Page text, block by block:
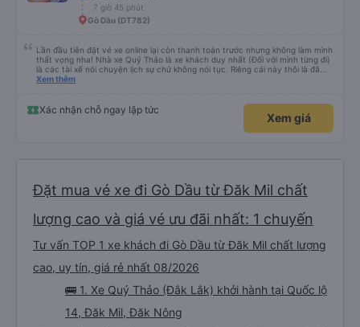
7 giờ 45 phút
Gò Dầu (DT782)
Lần đầu tiên đặt vé xe online lại còn thanh toán trước nhưng không làm mình
thất vọng nha! Nhà xe Quý Thảo là xe khách duy nhất (Đối với mình từng đi)
là các tài xế nói chuyện lịch sự chứ không nói tục. Riêng cái này thôi là đã
đánh giá 5 sao rồi. Chú tài xế còn uống pepsi rất dễ thương chứ không có
Xem thêm
Xác nhận chỗ ngay lập tức
Xem giá
Đặt mua vé xe đi Gò Dầu từ Đăk Mil chất
lượng cao và giá vé ưu đãi nhất: 1 chuyến
Tư vấn TOP 1 xe khách đi Gò Dầu từ Đăk Mil chất lượng
cao, uy tín, giá rẻ nhất 08/2026
🚌 1. Xe Quý Thảo (Đắk Lắk) khởi hành tại Quốc lộ
14, Đăk Mil, Đăk Nông